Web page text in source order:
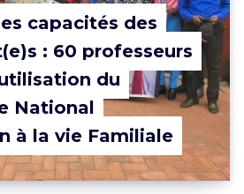
capacités des
: 60 professeurs
du
National
à la vie Familiale